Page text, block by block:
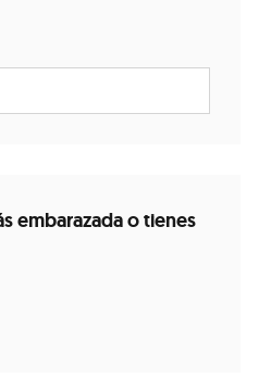
embarazada o tienes